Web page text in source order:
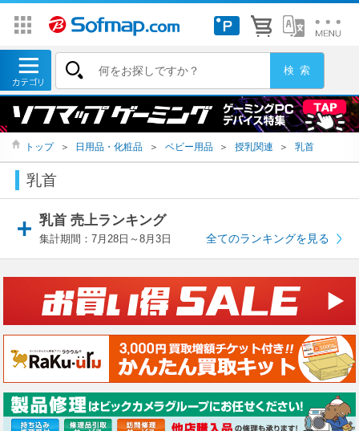
トップ ＞ 日用品・化粧品 ＞ ベビー用品 ＞ 授乳関連 ＞ 乳首
乳首
乳首 売上ランキング
集計期間：7月28日～8月3日 全てのランキングを見る